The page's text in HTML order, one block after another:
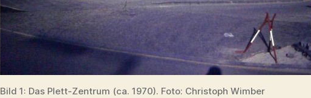
Bild 1: Das Plett-Zentrum (ca. 1970). Foto: Christoph Wimber